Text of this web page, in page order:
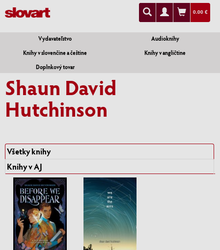
0.00 €
Vydavateľstvo
Audioknihy
Knihy v slovenčine a češtine
Knihy v angličtine
Doplnkový tovar
Shaun David
Hutchinson
Všetky knihy
Knihy v AJ